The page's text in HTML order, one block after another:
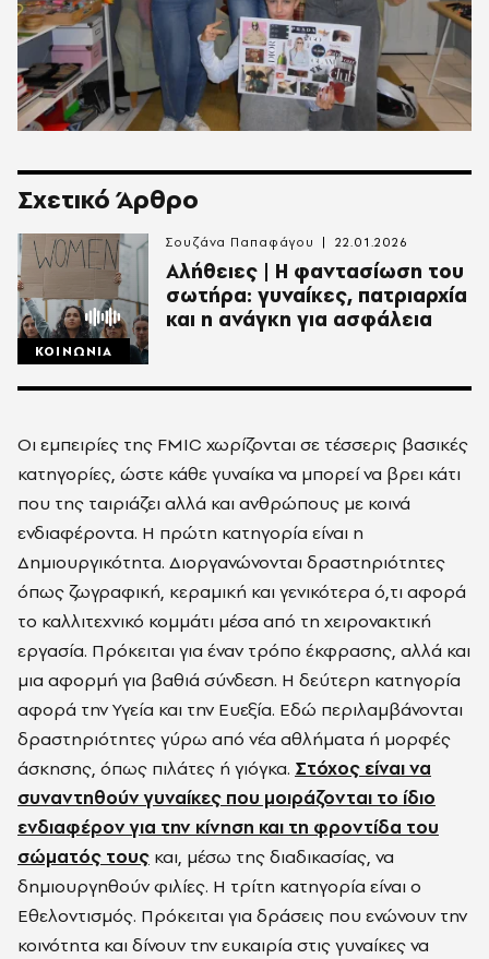
Σχετικό Άρθρο
ΚΟΙΝΩΝΙΑ
Αλήθειες | Η φαντασίωση του
σωτήρα: γυναίκες, πατριαρχία
και η ανάγκη για ασφάλεια
Σουζάνα Παπαφάγου 22.01.2026
Οι εμπειρίες της FMIC χωρίζονται σε τέσσερις βασικές
κατηγορίες, ώστε κάθε γυναίκα να μπορεί να βρει κάτι
που της ταιριάζει αλλά και ανθρώπους με κοινά
ενδιαφέροντα. Η πρώτη κατηγορία είναι η
Δημιουργικότητα. Διοργανώνονται δραστηριότητες
όπως ζωγραφική, κεραμική και γενικότερα ό,τι αφορά
το καλλιτεχνικό κομμάτι μέσα από τη χειρονακτική
εργασία. Πρόκειται για έναν τρόπο έκφρασης, αλλά και
μια αφορμή για βαθιά σύνδεση. Η δεύτερη κατηγορία
αφορά την Υγεία και την Ευεξία. Εδώ περιλαμβάνονται
δραστηριότητες γύρω από νέα αθλήματα ή μορφές
άσκησης, όπως πιλάτες ή γιόγκα. Στόχος είναι να
συναντηθούν γυναίκες που μοιράζονται το ίδιο
ενδιαφέρον για την κίνηση και τη φροντίδα του
σώματός τους και, μέσω της διαδικασίας, να
δημιουργηθούν φιλίες. Η τρίτη κατηγορία είναι ο
Εθελοντισμός. Πρόκειται για δράσεις που ενώνουν την
κοινότητα και δίνουν την ευκαιρία στις γυναίκες να